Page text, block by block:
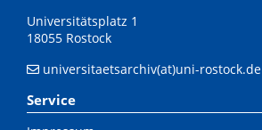
Universitätsplatz 1
18055 Rostock
universitaetsarchiv(at)uni-rostock.de
Service